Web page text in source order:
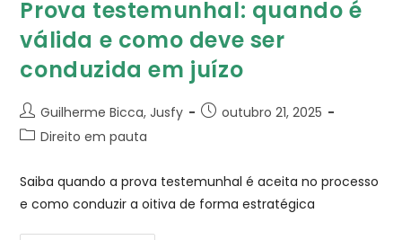
Prova testemunhal​: quando é
válida e como deve ser
conduzida em juízo
Guilherme Bicca, Jusfy
outubro 21, 2025
Direito em pauta
Saiba quando a prova testemunhal é aceita no processo
e como conduzir a oitiva de forma estratégica